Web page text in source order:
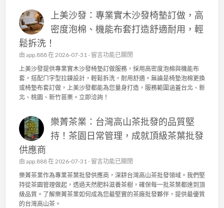
的
極
品
〉
中
，
菌
能
布
與
高
密
度
棉
，
舒
用
首
選
！
榮
2
台
灣
陳
年
茶
賽
績
！
專
業
茶
上美沙發：專業實木沙發椅墊訂做，高
密度泡棉、機能布套打造舒適耐用，輕
鬆拆洗！
由 app.888在 2026-07-31 - 在
〈
上
美
沙
發
專
業
實
沙
椅
墊
訂
留言功能已關閉
上美沙發提供專業實木沙發椅墊訂做服務，採用高密度泡棉與機能布
套，搭配ㄇ字型拉鍊設計，輕鬆拆洗，耐用舒適。無論是椅墊泡棉更換
或椅墊布套訂做，上美沙發都能為您量身打造，服務範圍涵蓋台北、新
北、桃園、新竹苗栗。立即洽詢！
樂菁茶業：台灣高山茶批發的品質堅
持！茶園日常管理，成就頂級茶葉批發
供應商
由 app.888在 2026-07-31 - 在
〈
樂
菁
茶
留言功能已關閉
樂菁茶業作為專業茶葉批發供應商，深耕台灣高山茶批發領域。我們堅
持從茶園管理做起，透過天然肥料滋養茶樹，確保每一批茶葉都達到頂
級品質。了解樂菁茶業如何成為您最堅實的茶廠批發夥伴，提供最優質
的台灣高山茶。